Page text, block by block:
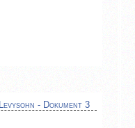
- Dokument 3